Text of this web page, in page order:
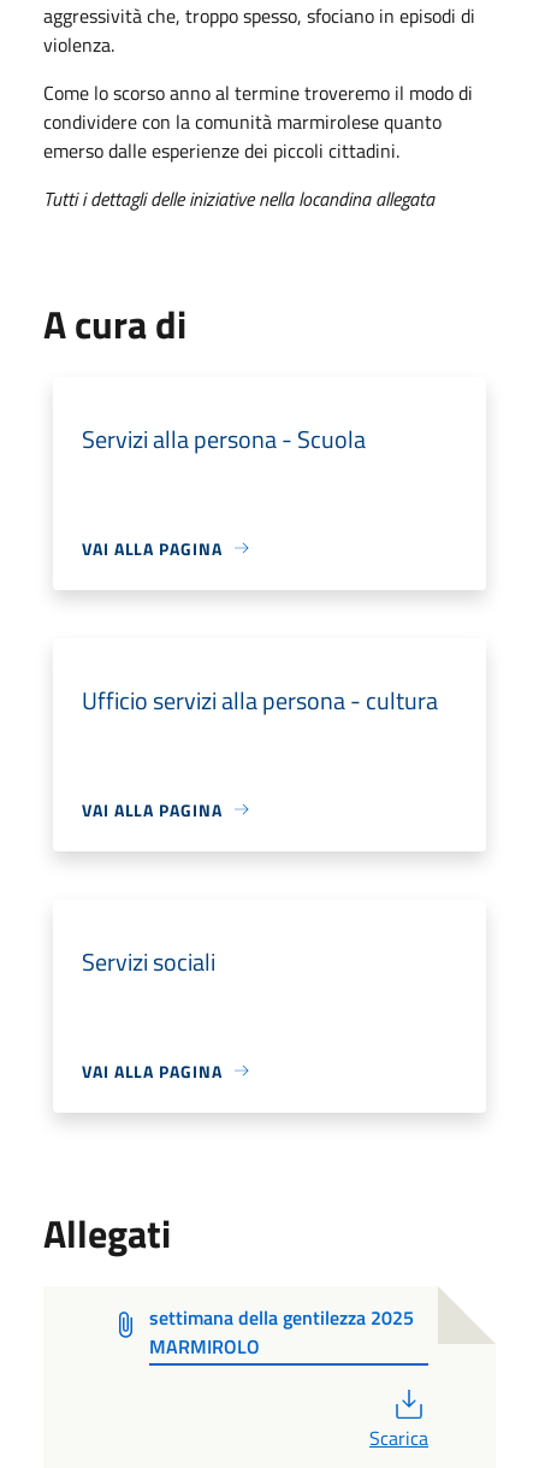
aggressività che, troppo spesso, sfociano in episodi di
violenza.
Come lo scorso anno al termine troveremo il modo di
condividere con la comunità marmirolese quanto
emerso dalle esperienze dei piccoli cittadini.
Tutti i dettagli delle iniziative nella locandina allegata
A cura di
Servizi alla persona - Scuola
VAI ALLA PAGINA
Ufficio servizi alla persona - cultura
VAI ALLA PAGINA
Servizi sociali
VAI ALLA PAGINA
Allegati
settimana della gentilezza 2025
MARMIROLO
Scarica